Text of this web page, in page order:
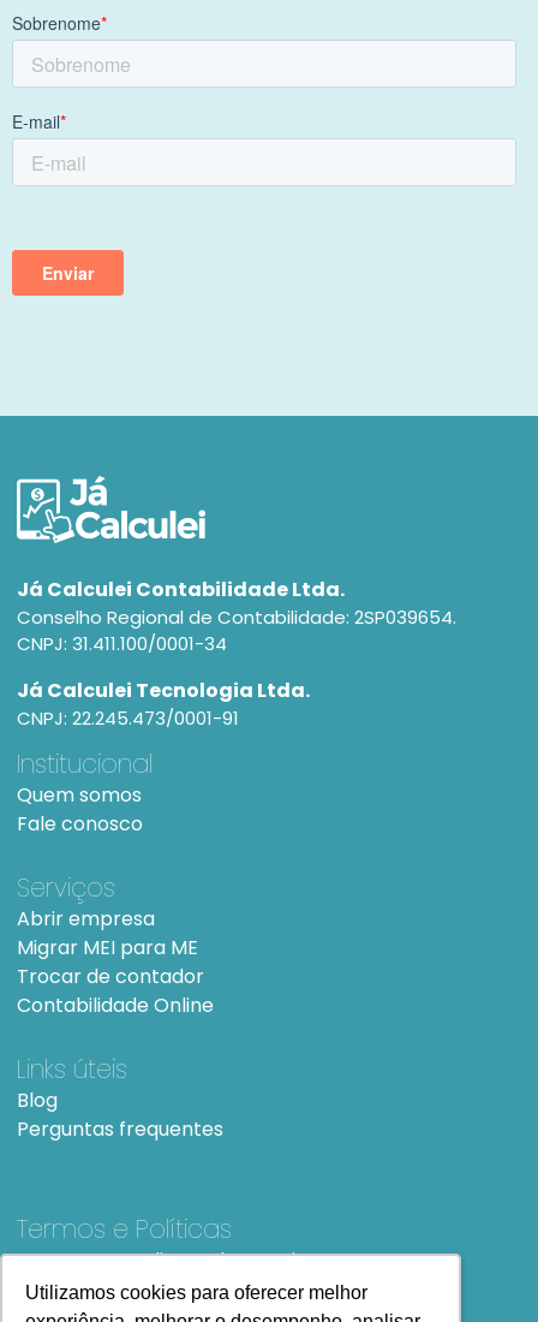
Utilizamos cookies para oferecer melhor
Utilizamos cookies para oferecer melhor
Já Calculei Contabilidade Ltda.
Conselho Regional de Contabilidade: 2SP039654.
CNPJ: 31.411.100/0001-34
Já Calculei Tecnologia Ltda.
CNPJ: 22.245.473/0001-91
Institucional
Quem somos
Fale conosco
Serviços
Abrir empresa
Migrar MEI para ME
Trocar de contador
Contabilidade Online
Links úteis
Blog
Perguntas frequentes
Termos e Políticas
Termos e condições de UsoSiteMap